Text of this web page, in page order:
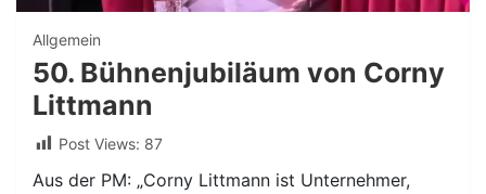
Allgemein
50. Bühnenjubiläum von Corny
Littmann
Post Views: 87
Aus der PM: „Corny Littmann ist Unternehmer,